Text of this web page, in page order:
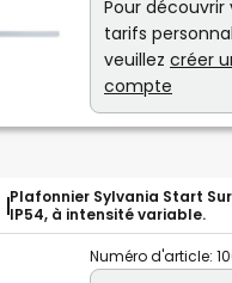
Pour découvrir
tarifs
veuillez créer
compte
Plafonnier Sylvania Start
IP54, à intensité variable.
Numéro d'article: